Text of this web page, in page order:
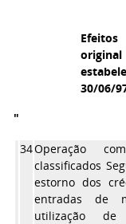
30/06/
"
34Operação
classificados
estorno dos
entradas de
utilização de